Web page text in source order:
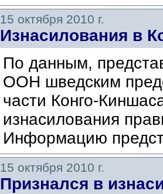
15 октября 2010 г.
Изнасилования в
По данным,
ООН шведским
части Конго-
изнасилования
Информацию
15 октября 2010 г.
Признался в